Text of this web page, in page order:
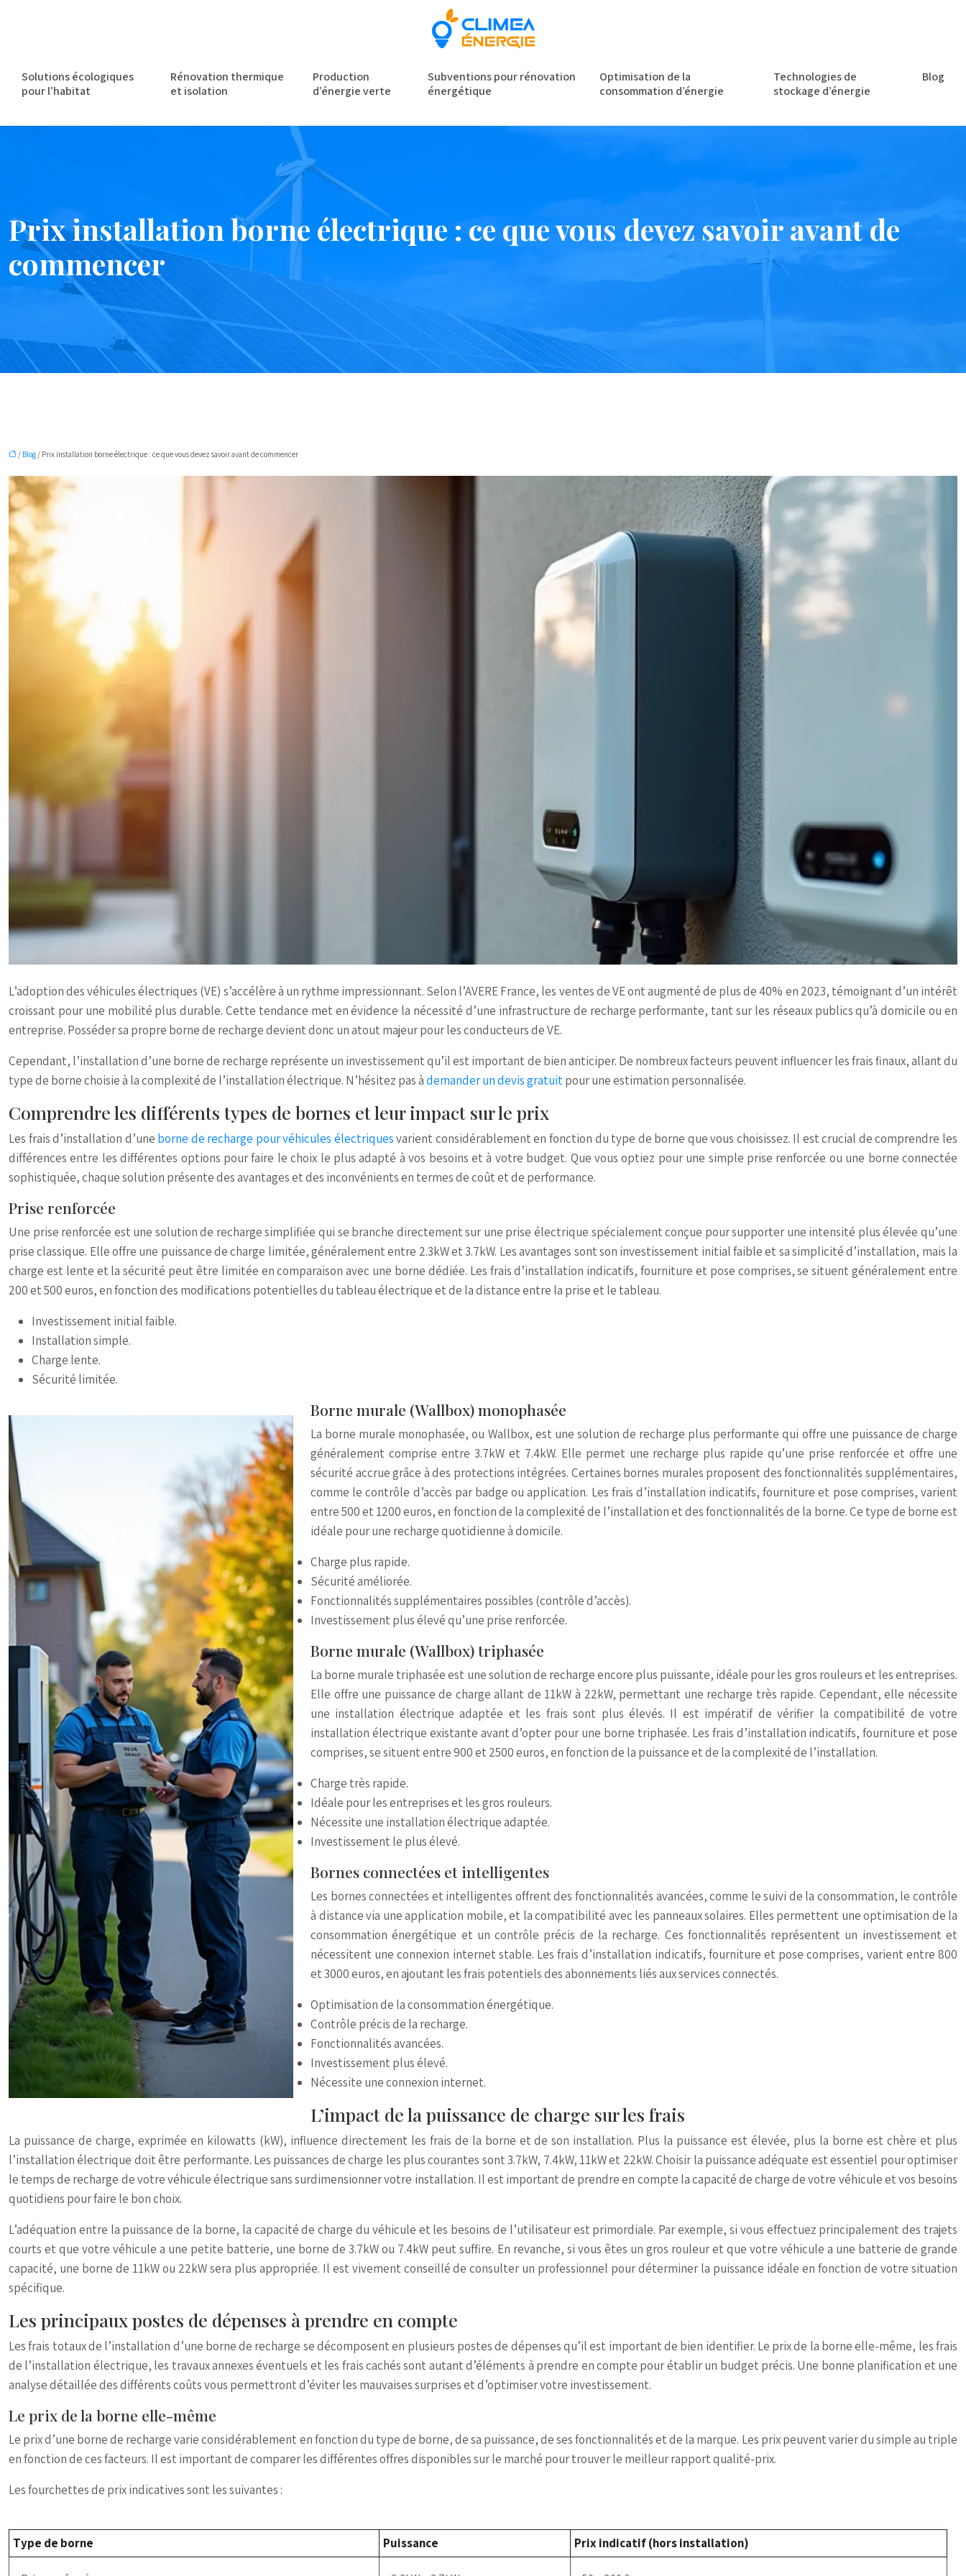
Solutions écologiques
pour l’habitat
Rénovation thermique
et isolation
Production
d’énergie verte
Subventions pour rénovation
énergétique
Optimisation de la
consommation d’énergie
Technologies de
stockage d’énergie
Blog
Prix installation borne électrique : ce que vous devez savoir avant de
commencer
/ Blog / Prix installation borne électrique : ce que vous devez savoir avant de commencer
L’adoption des véhicules électriques (VE) s’accélère à un rythme impressionnant. Selon l’AVERE France, les ventes de VE ont augmenté de plus de 40% en 2023, témoignant d’un intérêt
croissant pour une mobilité plus durable. Cette tendance met en évidence la nécessité d’une infrastructure de recharge performante, tant sur les réseaux publics qu’à domicile ou en
entreprise. Posséder sa propre borne de recharge devient donc un atout majeur pour les conducteurs de VE.
Cependant, l’installation d’une borne de recharge représente un investissement qu’il est important de bien anticiper. De nombreux facteurs peuvent influencer les frais finaux, allant du
type de borne choisie à la complexité de l’installation électrique. N’hésitez pas àdemander un devis gratuitpour une estimation personnalisée.
Comprendre les différents types de bornes et leur impact sur le prix
Les frais d’installation d’une borne de recharge pour véhicules électriquesvarient considérablement en fonction du type de borne que vous choisissez. Il est crucial de comprendre les
différences entre les différentes options pour faire le choix le plus adapté à vos besoins et à votre budget. Que vous optiez pour une simple prise renforcée ou une borne connectée
sophistiquée, chaque solution présente des avantages et des inconvénients en termes de coût et de performance.
Prise renforcée
Une prise renforcée est une solution de recharge simplifiée qui se branche directement sur une prise électrique spécialement conçue pour supporter une intensité plus élevée qu’une
prise classique. Elle offre une puissance de charge limitée, généralement entre 2.3kW et 3.7kW. Les avantages sont son investissement initial faible et sa simplicité d’installation, mais la
charge est lente et la sécurité peut être limitée en comparaison avec une borne dédiée. Les frais d’installation indicatifs, fourniture et pose comprises, se situent généralement entre
200 et 500 euros, en fonction des modifications potentielles du tableau électrique et de la distance entre la prise et le tableau.
Investissement initial faible.
Installation simple.
Charge lente.
Sécurité limitée.
Borne murale (Wallbox) monophasée
La borne murale monophasée, ou Wallbox, est une solution de recharge plus performante qui offre une puissance de charge
généralement comprise entre 3.7kW et 7.4kW. Elle permet une recharge plus rapide qu’une prise renforcée et offre une
sécurité accrue grâce à des protections intégrées. Certaines bornes murales proposent des fonctionnalités supplémentaires,
comme le contrôle d’accès par badge ou application. Les frais d’installation indicatifs, fourniture et pose comprises, varient
entre 500 et 1200 euros, en fonction de la complexité de l’installation et des fonctionnalités de la borne. Ce type de borne est
idéale pour une recharge quotidienne à domicile.
Charge plus rapide.
Sécurité améliorée.
Fonctionnalités supplémentaires possibles (contrôle d’accès).
Investissement plus élevé qu’une prise renforcée.
Borne murale (Wallbox) triphasée
La borne murale triphasée est une solution de recharge encore plus puissante, idéale pour les gros rouleurs et les entreprises.
Elle offre une puissance de charge allant de 11kW à 22kW, permettant une recharge très rapide. Cependant, elle nécessite
une installation électrique adaptée et les frais sont plus élevés. Il est impératif de vérifier la compatibilité de votre
installation électrique existante avant d’opter pour une borne triphasée. Les frais d’installation indicatifs, fourniture et pose
comprises, se situent entre 900 et 2500 euros, en fonction de la puissance et de la complexité de l’installation.
Charge très rapide.
Idéale pour les entreprises et les gros rouleurs.
Nécessite une installation électrique adaptée.
Investissement le plus élevé.
Bornes connectées et intelligentes
Les bornes connectées et intelligentes offrent des fonctionnalités avancées, comme le suivi de la consommation, le contrôle
à distance via une application mobile, et la compatibilité avec les panneaux solaires. Elles permettent une optimisation de la
consommation énergétique et un contrôle précis de la recharge. Ces fonctionnalités représentent un investissement et
nécessitent une connexion internet stable. Les frais d’installation indicatifs, fourniture et pose comprises, varient entre 800
et 3000 euros, en ajoutant les frais potentiels des abonnements liés aux services connectés.
Optimisation de la consommation énergétique.
Contrôle précis de la recharge.
Fonctionnalités avancées.
Investissement plus élevé.
Nécessite une connexion internet.
L’impact de la puissance de charge sur les frais
La puissance de charge, exprimée en kilowatts (kW), influence directement les frais de la borne et de son installation. Plus la puissance est élevée, plus la borne est chère et plus
l’installation électrique doit être performante. Les puissances de charge les plus courantes sont 3.7kW, 7.4kW, 11kW et 22kW. Choisir la puissance adéquate est essentiel pour optimiser
le temps de recharge de votre véhicule électrique sans surdimensionner votre installation. Il est important de prendre en compte la capacité de charge de votre véhicule et vos besoins
quotidiens pour faire le bon choix.
L’adéquation entre la puissance de la borne, la capacité de charge du véhicule et les besoins de l’utilisateur est primordiale. Par exemple, si vous effectuez principalement des trajets
courts et que votre véhicule a une petite batterie, une borne de 3.7kW ou 7.4kW peut suffire. En revanche, si vous êtes un gros rouleur et que votre véhicule a une batterie de grande
capacité, une borne de 11kW ou 22kW sera plus appropriée. Il est vivement conseillé de consulter un professionnel pour déterminer la puissance idéale en fonction de votre situation
spécifique.
Les principaux postes de dépenses à prendre en compte
Les frais totaux de l’installation d’une borne de recharge se décomposent en plusieurs postes de dépenses qu’il est important de bien identifier. Le prix de la borne elle-même, les frais
de l’installation électrique, les travaux annexes éventuels et les frais cachés sont autant d’éléments à prendre en compte pour établir un budget précis. Une bonne planification et une
analyse détaillée des différents coûts vous permettront d’éviter les mauvaises surprises et d’optimiser votre investissement.
Le prix de la borne elle-même
Le prix d’une borne de recharge varie considérablement en fonction du type de borne, de sa puissance, de ses fonctionnalités et de la marque. Les prix peuvent varier du simple au triple
en fonction de ces facteurs. Il est important de comparer les différentes offres disponibles sur le marché pour trouver le meilleur rapport qualité-prix.
Les fourchettes de prix indicatives sont les suivantes :
Type de borne Puissance Prix indicatif (hors installation)